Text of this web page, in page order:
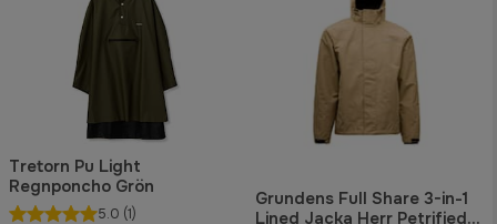
Tretorn Pu Light
Regnponcho Grön
5.0 (1)
Grundens Full Share 3-in-1
Lined Jacka Herr Petrified